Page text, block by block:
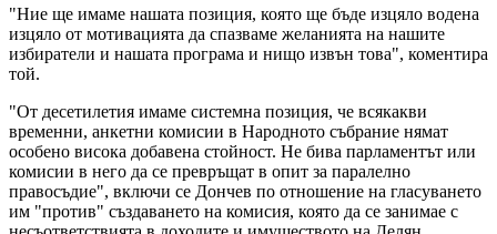
"Ние ще имаме нашата позиция, която ще бъде изцяло водена
изцяло от мотивацията да спазваме желанията на нашите
избиратели и нашата програма и нищо извън това", коментира
той.
"От десетилетия имаме системна позиция, че всякакви
временни, анкетни комисии в Народното събрание нямат
особено висока добавена стойност. Не бива парламентът или
комисии в него да се превръщат в опит за паралелно
правосъдие", включи се Дончев по отношение на гласуването
им "против" създаването на комисия, която да се занимае с